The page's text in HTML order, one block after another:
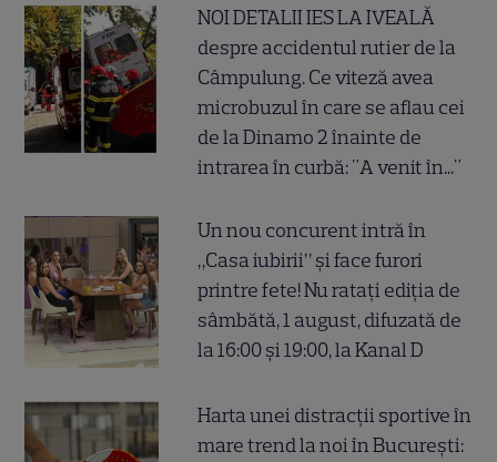
NOI DETALII IES LA IVEALĂ
despre accidentul rutier de la
Câmpulung. Ce viteză avea
microbuzul în care se aflau cei
de la Dinamo 2 înainte de
intrarea în curbă: "A venit în..."
Un nou concurent intră în
„Casa iubirii” și face furori
printre fete! Nu ratați ediția de
sâmbătă, 1 august, difuzată de
la 16:00 și 19:00, la Kanal D
Harta unei distracții sportive în
mare trend la noi în București: